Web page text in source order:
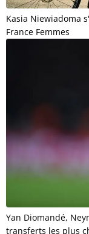
Kasia Niewiadoma
France Femmes
Yan Diomandé,
transferts les plus